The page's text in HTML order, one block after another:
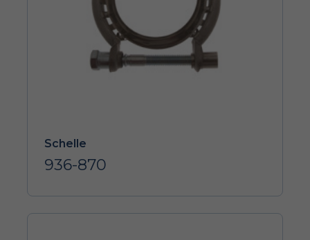
Schelle
936-870